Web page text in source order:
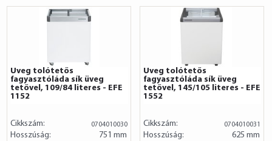
Üveg tolótetős
fagyasztóláda sík üveg
tetővel, 109/84 literes - EFE
1152
Cikkszám: 0704010030
Hosszúság:
751 mm
Üveg tolótetős
fagyasztóláda sík üveg
tetővel, 145/105 literes - EFE
1552
Cikkszám: 0704010031
Hosszúság:
625 mm